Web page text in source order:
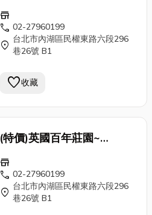
Antique 刷色 手工 鍛
花 門片 老門 古董門caa1
store
call 02-27960199
location_on 台北市內湖區民權東路六段296
巷26號 B1
favorite收藏
(特價)英國百年莊園~
Antique 刷色 手工 鍛
花 門片 老門 古董門caa1
store
call 02-27960199
location_on 台北市內湖區民權東路六段296
巷26號 B1